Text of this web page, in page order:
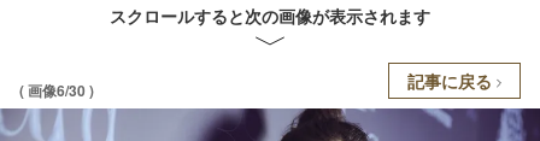
スクロールすると次の画像が表示されます
( 画像6/30 ) 記事に戻る